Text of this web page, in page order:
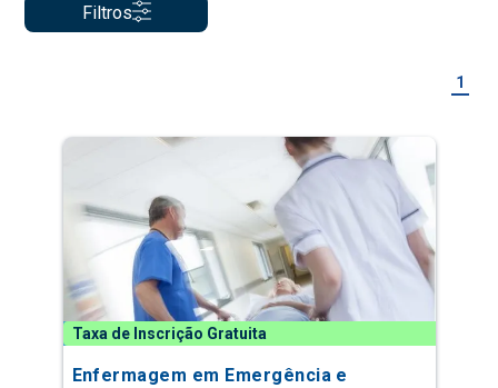
Filtros
1
Taxa de Inscrição Gratuita
Enfermagem em Emergência e